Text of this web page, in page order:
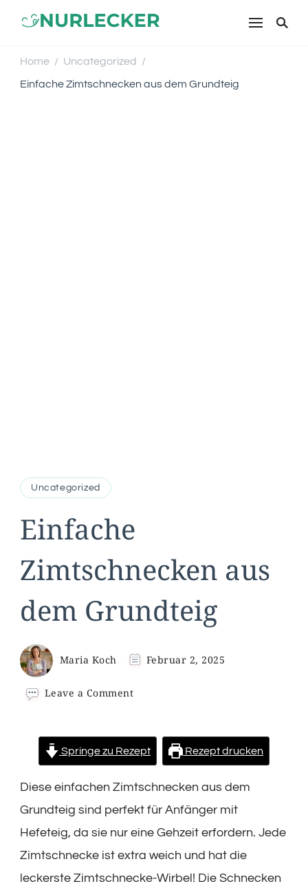
NURLECKER
Einfache & leckere Rezepte für
Home / Uncategorized /
Einfache Zimtschnecken aus dem Grundteig
Uncategorized
Einfache
Zimtschnecken aus
dem Grundteig
Maria Koch Februar 2, 2025
Leave a Commenton
aus
dem
Grundteig
Springe zu Rezept Rezept drucken
Diese einfachen Zimtschnecken aus dem
Grundteig sind perfekt für Anfänger mit
Hefeteig, da sie nur eine Gehzeit erfordern. Jede
Zimtschnecke ist extra weich und hat die
leckerste Zimtschnecke-Wirbel! Die Schnecken